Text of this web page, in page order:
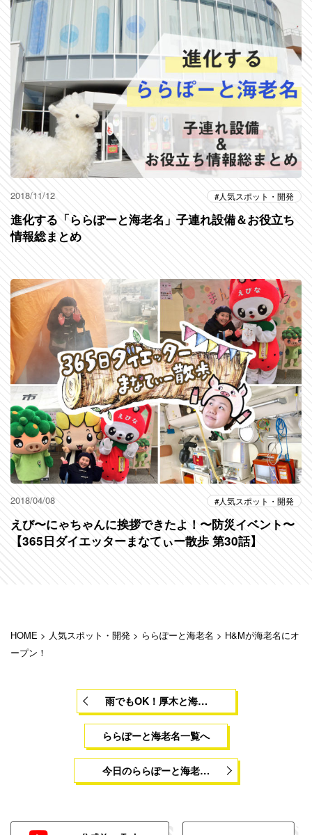
2018/11/12 人気スポット・開発
進化する「ららぽーと海老名」子連れ設備＆お役立ち
情報総まとめ
2018/04/08 人気スポット・開発
えび〜にゃちゃんに挨拶できたよ！〜防災イベント〜
【365日ダイエッターまなてぃー散歩 第30話】
HOME > 人気スポット・開発 > ららぽーと海老名 > H&Mが海老名にオ
ープン！
雨でもOK！厚木と海…
ららぽーと海老名一覧へ
今日のららぽーと海老…